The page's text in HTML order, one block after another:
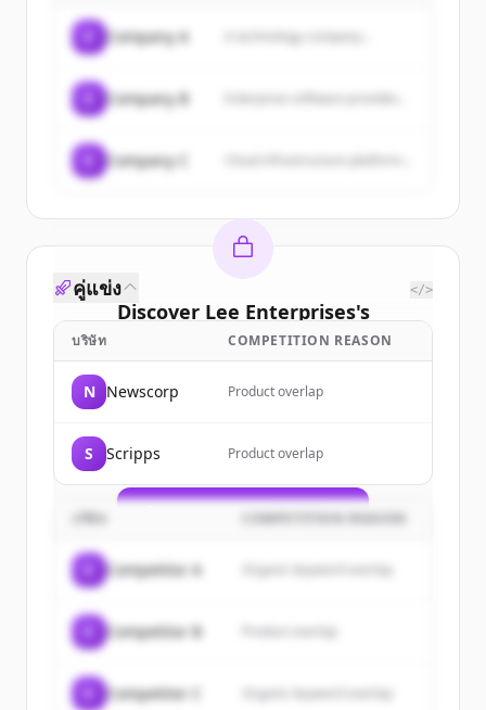
Company A A technology company...
Company B
Company C
Discover Lee Enterprises's
customers
Sign up for free to view all
of
.
New accounts include trial credits to
get started.
Create Free Account
มีบัญชีอยู่แล้วใช่ไหมลงชื่อเข้าใช้
คู่แข่ง </>
บริษัท COMPETITION REASON
N Newscorp Product overlap
S Scripps Product overlap
COMPETITION REASON
Competitor A Organic keyword overlap
Competitor B
Competitor C Organic keyword overlap